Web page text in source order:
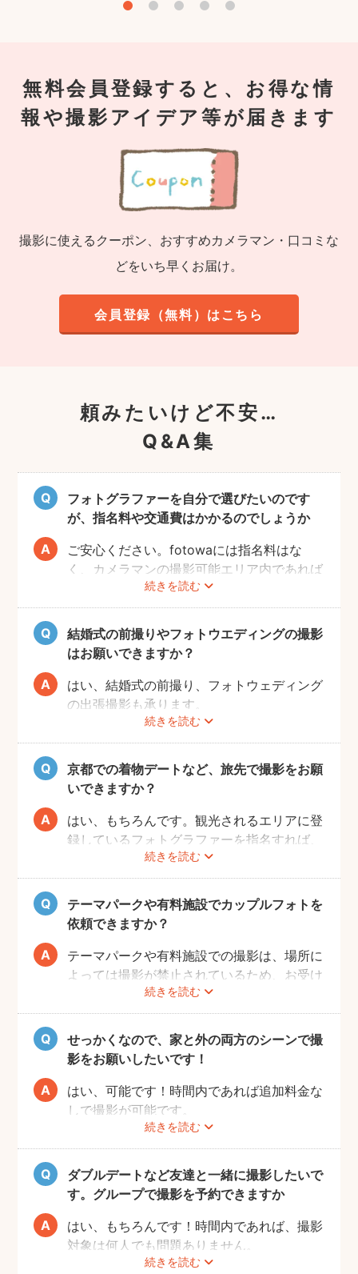
無料会員登録すると、お得な情
報や撮影アイデア等が届きます
撮影に使えるクーポン、おすすめカメラマン・口コミな
どをいち早くお届け。
会員登録（無料）はこちら
頼みたいけど不安…
Q&A集
フォトグラファーを自分で選びたいのです
が、指名料や交通費はかかるのでしょうか
続きを読む
ご安心ください。fotowaには指名料はな
く、カメラマンの撮影可能エリア内であれば
交通費も一切かかりません。
自己PRやポートフォリオから、お好きなプ
ロのフォトグラファーをじっくりと選べるの
で、お二人とも安心して撮影することができ
ます。
結婚式の前撮りやフォトウエディングの撮影
はお願いできますか？
続きを読む
はい、結婚式の前撮り、フォトウェディング
の出張撮影も承ります。
fotowaでは衣装レンタル・着付け・ヘアメ
イクなどのオプションをご用意しておりませ
んので、お客様自身でご用意くださいませ。
京都での着物デートなど、旅先で撮影をお願
いできますか？
続きを読む
はい、もちろんです。観光されるエリアに登
録しているフォトグラファーを指名すれば、
旅行先でも撮影できます。
お好きな時間帯に撮影もできるので、是非と
も思い出に残るデートプランにしてください
ね！
テーマパークや有料施設でカップルフォトを
依頼できますか？
続きを読む
テーマパークや有料施設での撮影は、場所に
よっては撮影が禁止されているため、お受け
できない場合がございます。
予約前にお客様ご自身で、施設へのご確認を
お願いいたします。
また、有料施設の場合、フォトグラファーの
入場費などはお客様のご負担となりますので
ご了承ください。
せっかくなので、家と外の両方のシーンで撮
影をお願いしたいです！
続きを読む
はい、可能です！時間内であれば追加料金な
しで撮影が可能です。
撮影をスムーズに進行させるために、事前に
その旨をフォトグラファーにお伝えいただけ
ると幸いです。
ダブルデートなど友達と一緒に撮影したいで
す。グループで撮影を予約できますか
続きを読む
はい、もちろんです！時間内であれば、撮影
対象は何人でも問題ありません。
追加料金も一切なしで、ご友人と一緒に撮影